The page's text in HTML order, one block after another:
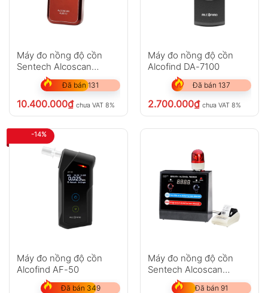
Máy đo nồng độ cồn
Sentech Alcoscan
AL9010
Đã bán 131
10.400.000₫ chưa VAT 8%
Máy đo nồng độ cồn
Alcofind DA-7100
Đã bán 137
2.700.000₫ chưa VAT 8%
-14%
Máy đo nồng độ cồn
Alcofind AF-50
Đã bán 349
Máy đo nồng độ cồn
Sentech Alcoscan
AL3200
Đã bán 91